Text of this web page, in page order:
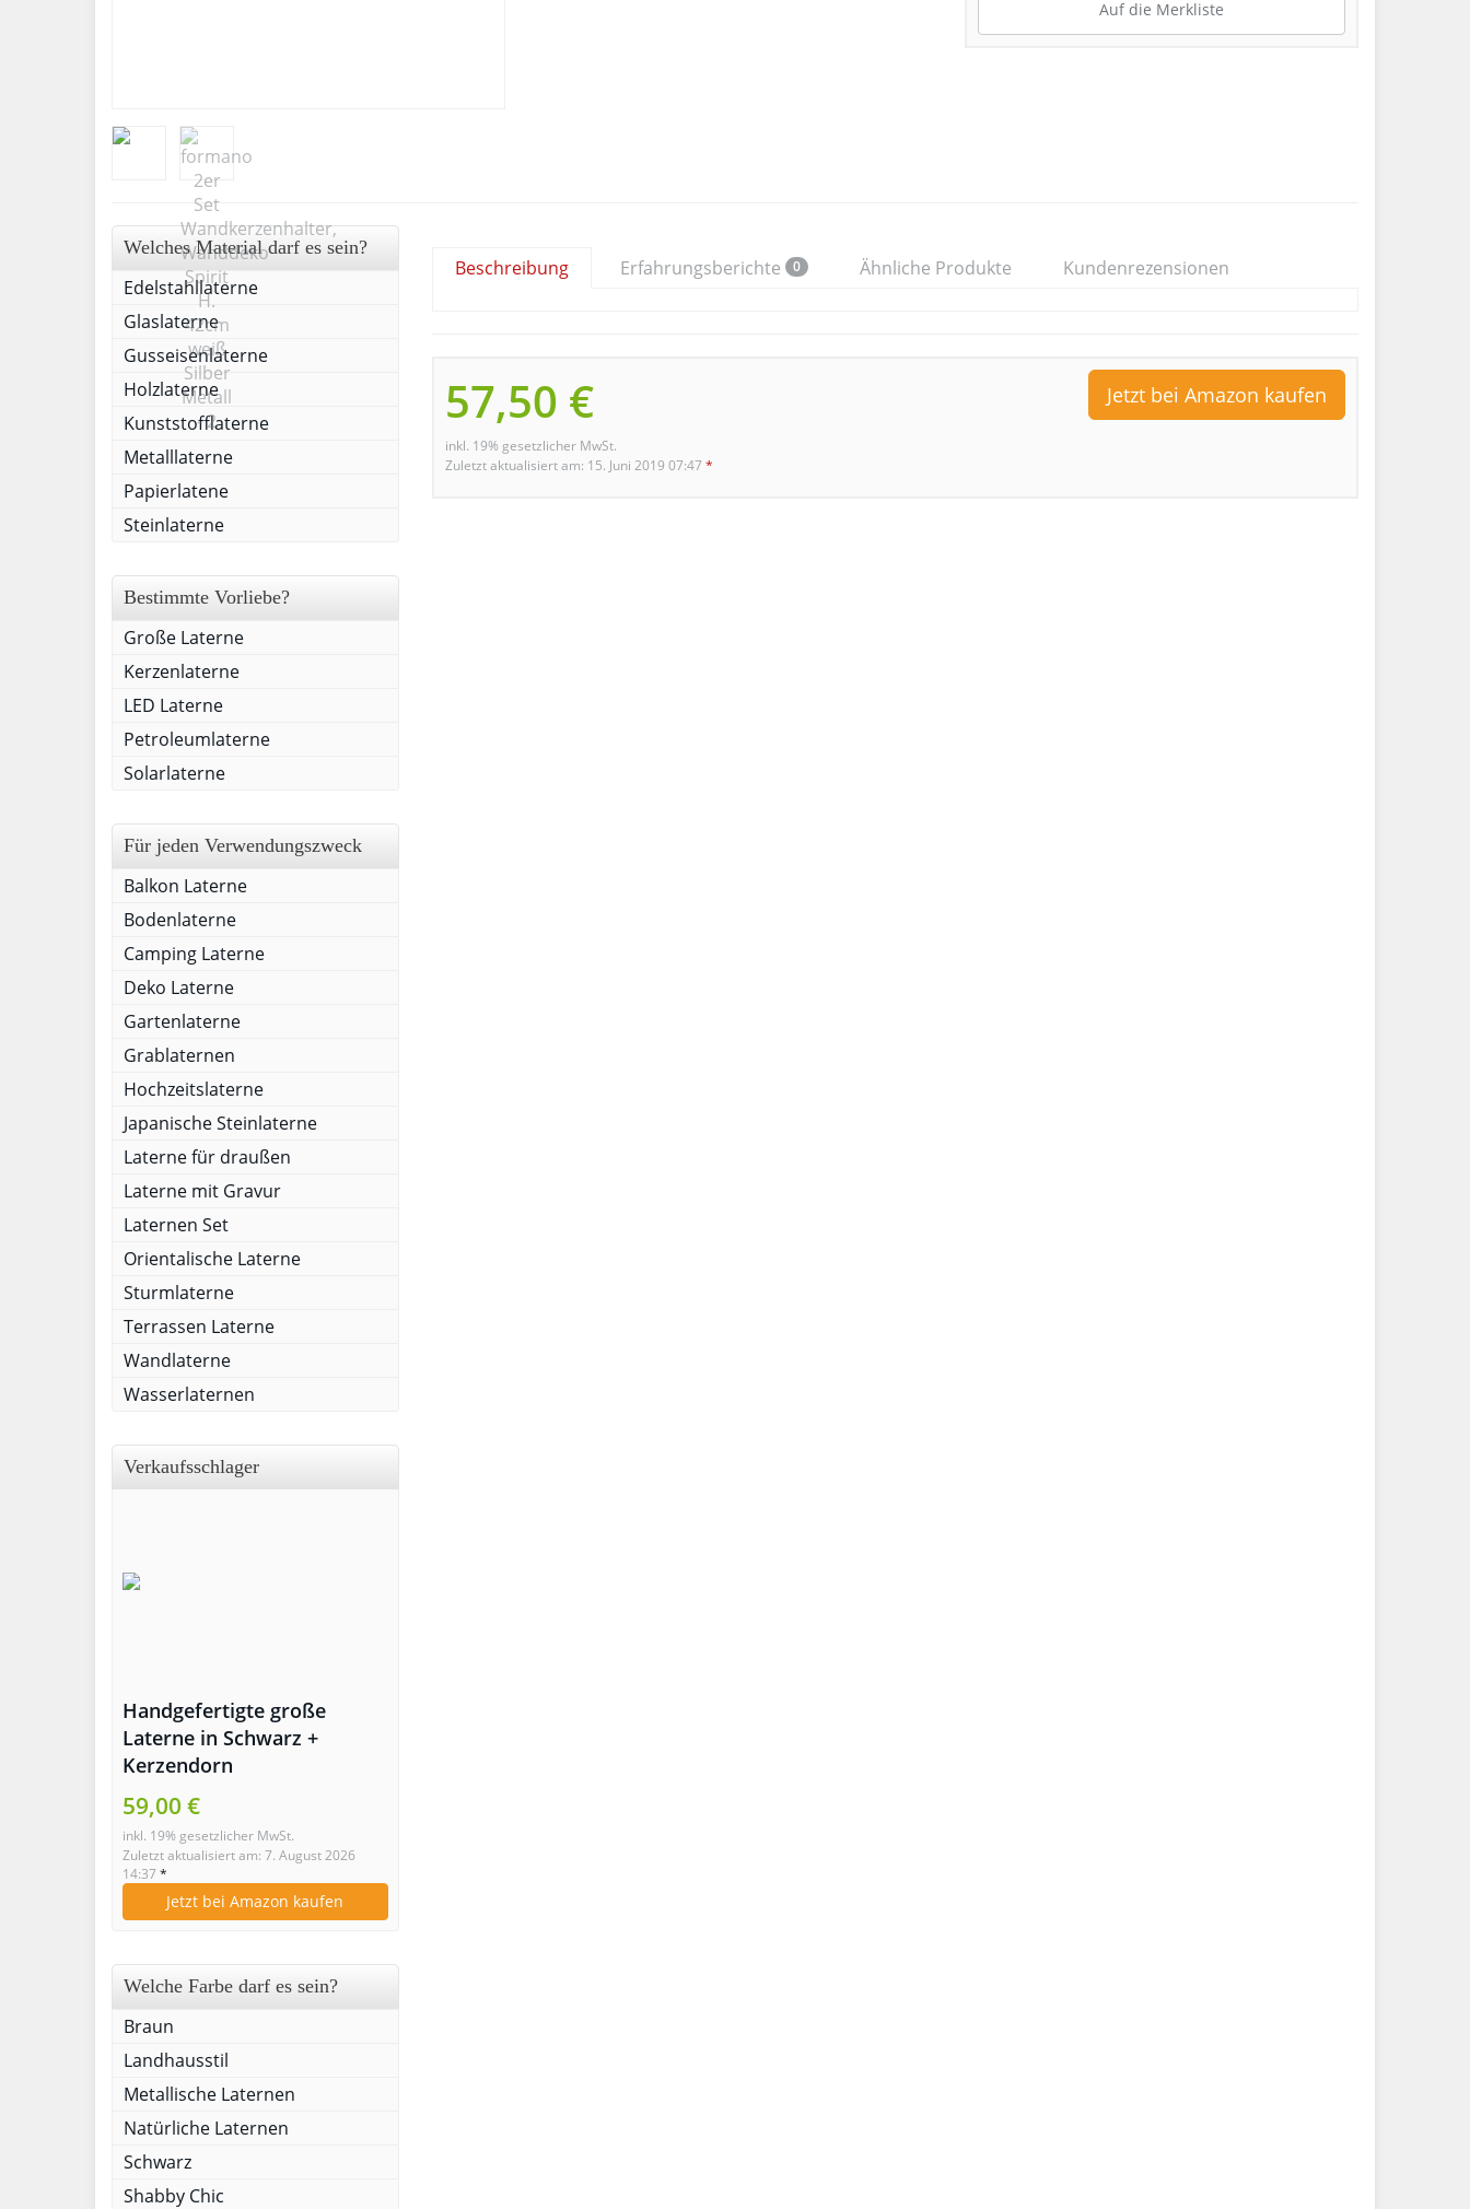
Auf die Merkliste
Beschreibung Erfahrungsberichte 0 Ähnliche Produkte Kundenrezensionen
57,50 €
inkl. 19% gesetzlicher MwSt.
Zuletzt aktualisiert am: 15. Juni 2019 07:47 *
Jetzt bei Amazon kaufen
Welches Material darf es sein?
Edelstahllaterne
Glaslaterne
Gusseisenlaterne
Holzlaterne
Kunststofflaterne
Metalllaterne
Papierlatene
Steinlaterne
Bestimmte Vorliebe?
Große Laterne
Kerzenlaterne
LED Laterne
Petroleumlaterne
Solarlaterne
Für jeden Verwendungszweck
Balkon Laterne
Bodenlaterne
Camping Laterne
Deko Laterne
Gartenlaterne
Grablaternen
Hochzeitslaterne
Japanische Steinlaterne
Laterne für draußen
Laterne mit Gravur
Laternen Set
Orientalische Laterne
Sturmlaterne
Terrassen Laterne
Wandlaterne
Wasserlaternen
Verkaufsschlager
Handgefertigte große
Laterne in Schwarz +
Kerzendorn
59,00 €
inkl. 19% gesetzlicher MwSt.
Zuletzt aktualisiert am: 7. August 2026
14:37 *
Jetzt bei Amazon kaufen
Welche Farbe darf es sein?
Braun
Landhausstil
Metallische Laternen
Natürliche Laternen
Schwarz
Shabby Chic